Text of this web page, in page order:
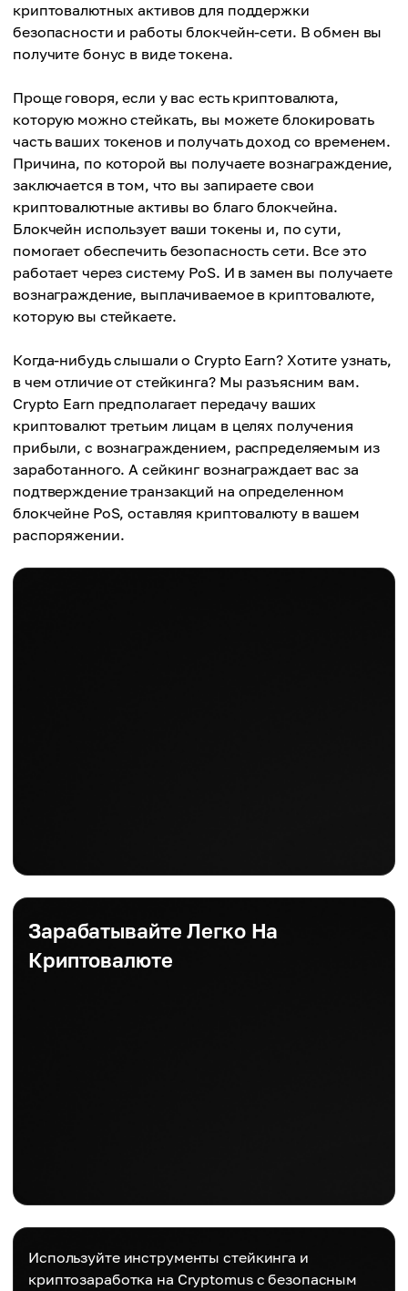
криптовалютных активов для поддержки
безопасности и работы блокчейн-сети. В обмен вы
получите бонус в виде токена.
Проще говоря, если у вас есть криптовалюта,
которую можно стейкать, вы можете блокировать
часть ваших токенов и получать доход со временем.
Причина, по которой вы получаете вознаграждение,
заключается в том, что вы запираете свои
криптовалютные активы во благо блокчейна.
Блокчейн использует ваши токены и, по сути,
помогает обеспечить безопасность сети. Все это
работает через систему PoS. И в замен вы получаете
вознаграждение, выплачиваемое в криптовалюте,
которую вы стейкаете.
Когда-нибудь слышали о Crypto Earn? Хотите узнать,
в чем отличие от стейкинга? Мы разъясним вам.
Crypto Earn предполагает передачу ваших
криптовалют третьим лицам в целях получения
прибыли, с вознаграждением, распределяемым из
заработанного. А сейкинг вознаграждает вас за
подтверждение транзакций на определенном
блокчейне PoS, оставляя криптовалюту в вашем
распоряжении.
Зарабатывайте Легко На
Криптовалюте
Используйте инструменты стейкинга и
криптозаработка на Cryptomus с безопасным